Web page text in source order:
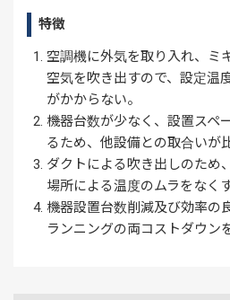
特徴
空調機に外気を取り入れ、ミ
空気を吹き出すので、設定温
がかからない。
機器台数が少なく、設置スペ
るため、他設備との取合いが
ダクトによる吹き出しのため
場所による温度のムラをなく
機器設置台数削減及び効率の
ランニングの両コストダウン